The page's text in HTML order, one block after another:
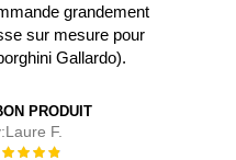
grandement
sur mesure pour
Gallardo).
PRODUIT
Laure F.
: